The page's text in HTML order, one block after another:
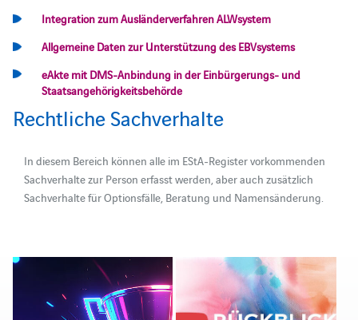
Integration zum Ausländerverfahren ALWsystem
Allgemeine Daten zur Unterstützung des EBVsystems
eAkte mit DMS-Anbindung in der Einbürgerungs- und
Staatsangehörigkeitsbehörde
Rechtliche Sachverhalte
In diesem Bereich können alle im EStA-Register vorkommenden
Sachverhalte zur Person erfasst werden, aber auch zusätzlich
Sachverhalte für Optionsfälle, Beratung und Namensänderung.